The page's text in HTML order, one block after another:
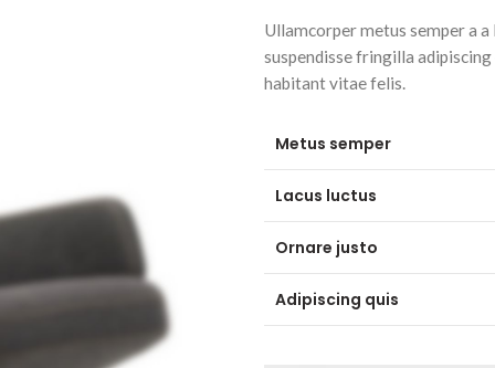
Ullamcorper metus semper a
suspendisse fringilla
habitant vitae felis.
Metus semper
Lacus luctus
Ornare justo
Adipiscing quis